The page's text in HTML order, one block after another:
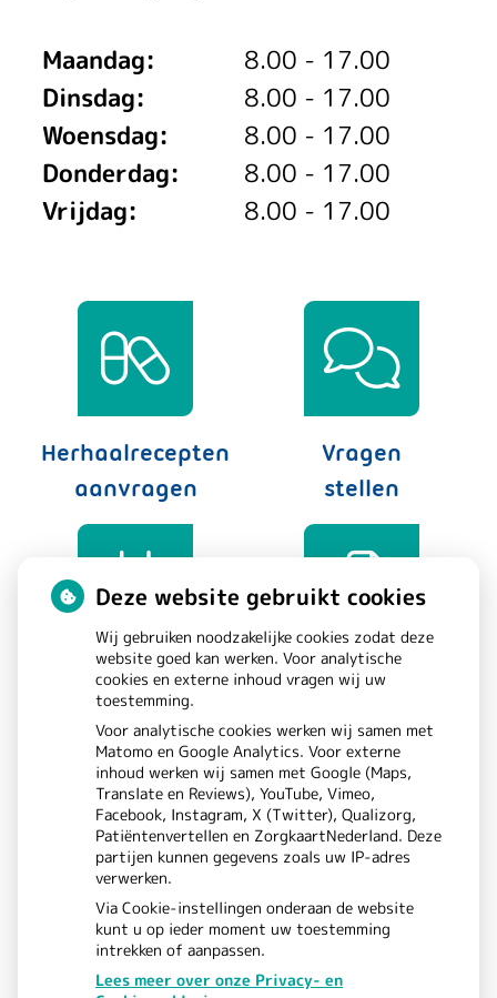
Maandag:
8.00 - 17.00
Dinsdag:
8.00 - 17.00
Woensdag:
8.00 - 17.00
Donderdag:
8.00 - 17.00
Vrijdag:
8.00 - 17.00
Herhaalrecepten
aanvragen
Vragen
stellen
Afspraken
maken
Dossier
Deze website gebruikt cookies
Wij gebruiken noodzakelijke cookies zodat deze
website goed kan werken. Voor analytische
cookies en externe inhoud vragen wij uw
toestemming.
Voor analytische cookies werken wij samen met
Matomo en Google Analytics. Voor externe
inhoud werken wij samen met Google (Maps,
Translate en Reviews), YouTube, Vimeo,
Facebook, Instagram, X (Twitter), Qualizorg,
Patiëntenvertellen en ZorgkaartNederland. Deze
partijen kunnen gegevens zoals uw IP-adres
verwerken.
Via Cookie-instellingen onderaan de website
kunt u op ieder moment uw toestemming
intrekken of aanpassen.
Lees meer over onze Privacy- en